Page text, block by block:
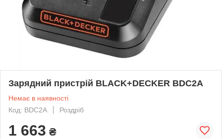
Зарядний пристрій BLACK+DECKER BDC2A
Немає в наявності
Код: BDC2A
Роздріб
1 663 ₴